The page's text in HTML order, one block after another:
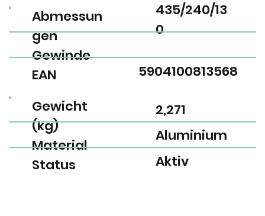
EAN
Gewinde
Abmessun
gen
5904100813568
435/240/13
0
Gewicht
(kg)
Material
Status
2,271
Aluminium
Aktiv